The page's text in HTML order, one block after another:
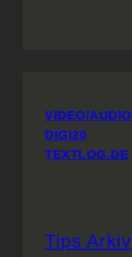
VIDEO/AUDIO
DIGI20
TEXTLOG.DE
Tips Arkiv